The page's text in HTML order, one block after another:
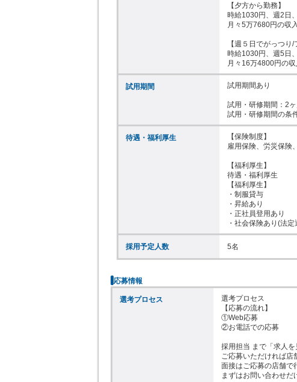
【夕方から勤務】
時給1030円、週2日
月々5万7680円の収入
【週５日でがっつり/
時給1030円、週5日
月々16万4800円の収
試用期間 試用期間あり
試用・研修期間：2ヶ
待遇・福利厚生
【保険制度】
雇用保険、労災保険
【福利厚生】
待遇・福利厚生
【福利厚生】
・制服貸与
・昇給あり
・正社員登用あり
・社会保険あり(法
採用予定人数 5名
応募情報
選考プロセス
選考プロセス
【応募の流れ】
①Web応募
②お電話での応募
採用担当 まで「求人を
ご応募いただければ店
面接はご応募の店舗で
まずはお問い合わせだ